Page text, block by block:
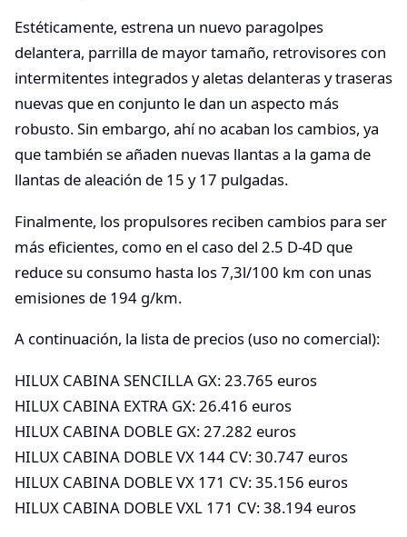
Estéticamente, estrena un nuevo paragolpes
delantera, parrilla de mayor tamaño, retrovisores con
intermitentes integrados y aletas delanteras y traseras
nuevas que en conjunto le dan un aspecto más
robusto. Sin embargo, ahí no acaban los cambios, ya
que también se añaden nuevas llantas a la gama de
llantas de aleación de 15 y 17 pulgadas.
Finalmente, los propulsores reciben cambios para ser
más eficientes, como en el caso del 2.5 D-4D que
reduce su consumo hasta los 7,3l/100 km con unas
emisiones de 194 g/km.
A continuación, la lista de precios (uso no comercial):
HILUX CABINA SENCILLA GX: 23.765 euros
HILUX CABINA EXTRA GX: 26.416 euros
HILUX CABINA DOBLE GX: 27.282 euros
HILUX CABINA DOBLE VX 144 CV: 30.747 euros
HILUX CABINA DOBLE VX 171 CV: 35.156 euros
HILUX CABINA DOBLE VXL 171 CV: 38.194 euros